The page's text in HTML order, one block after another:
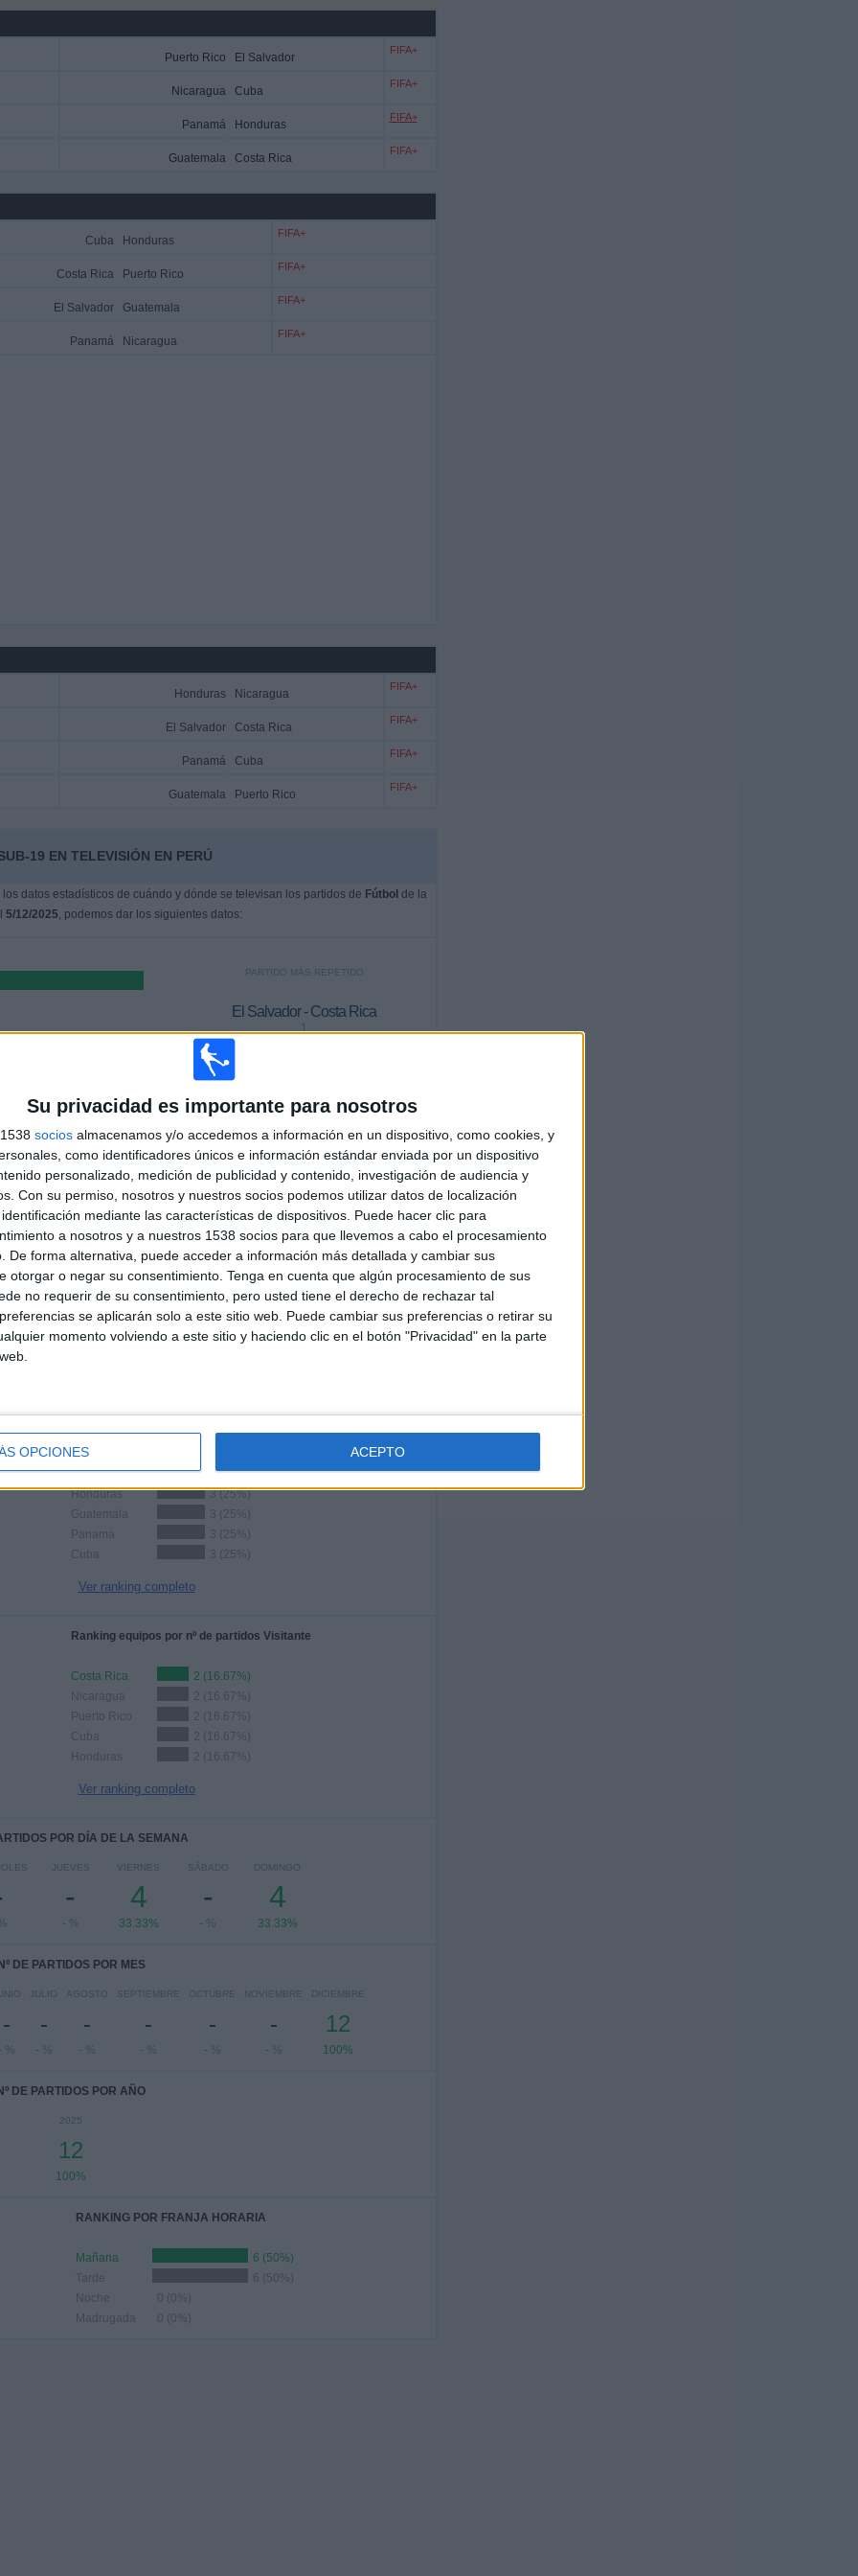
Su privacidad es importante para nosotros
socios almacenamos y/o accedemos a información en un dispositivo, como cookies, y
como identificadores únicos e información estándar enviada por un dispositivo
personalizado, medición de publicidad y contenido, investigación de audiencia y
Con su permiso, nosotros y nuestros socios podemos utilizar datos de localización
mediante las características de dispositivos. Puede hacer clic para
a nosotros y a nuestros 1538 socios para que llevemos a cabo el procesamiento
De forma alternativa, puede acceder a información más detallada y cambiar sus
otorgar o negar su consentimiento. Tenga en cuenta que algún procesamiento de sus
no requerir de su consentimiento, pero usted tiene el derecho de rechazar tal
se aplicarán solo a este sitio web. Puede cambiar sus preferencias o retirar su
momento volviendo a este sitio y haciendo clic en el botón "Privacidad" en la parte
OPCIONES ACEPTO
Puerto Rico El Salvador
FIFA+
Nicaragua Cuba
FIFA+
Panamá Honduras
FIFA+
Guatemala Costa Rica
FIFA+
Cuba Honduras
FIFA+
Costa Rica Puerto Rico
FIFA+
El Salvador Guatemala
FIFA+
Panamá Nicaragua
FIFA+
Honduras Nicaragua
FIFA+
El Salvador Costa Rica
FIFA+
Panamá Cuba
FIFA+
Guatemala Puerto Rico
FIFA+
19 EN TELEVISIÓN EN PERÚ
datos estadísticos de cuándo y dónde se televisan los partidos de Fútbol de la
5/12/2025, podemos dar los siguientes datos:
PARTIDO MÁS REPETIDO
El Salvador - Costa Rica
1
-
- por
TOTAL
1
CANALES TV
DÍAS
238
SIN PARTIDO
GRATUÍTO
MEDIA
1
CANALES POR
PARTIDO
TOTAL
TOTAL
Ranking equipos por nº de partidos en abierto
El Salvador
3 (25%)
Honduras
3 (25%)
Guatemala
3 (25%)
Panamá
3 (25%)
Cuba
3 (25%)
Ver ranking completo
Ranking equipos por nº de partidos Visitante
Costa Rica
2 (16.67%)
Nicaragua
2 (16.67%)
Puerto Rico
2 (16.67%)
Cuba
2 (16.67%)
Honduras
2 (16.67%)
Ver ranking completo
POR DÍA DE LA SEMANA
JUEVES
-
- %
VIERNES
4
33.33%
SÁBADO
-
- %
DOMINGO
4
33.33%
Nº DE PARTIDOS POR MES
-
- %
JULIO
-
- %
AGOSTO
-
- %
SEPTIEMBRE
-
- %
OCTUBRE
-
- %
NOVIEMBRE
-
- %
DICIEMBRE
12
100%
DE PARTIDOS POR AÑO
2025
12
100%
RANKING POR FRANJA HORARIA
Mañana
6 (50%)
Tarde
6 (50%)
Noche
0 (0%)
Madrugada
0 (0%)